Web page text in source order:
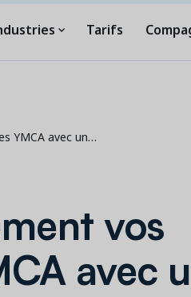
Tarifs
YMCA avec un…
vos
avec